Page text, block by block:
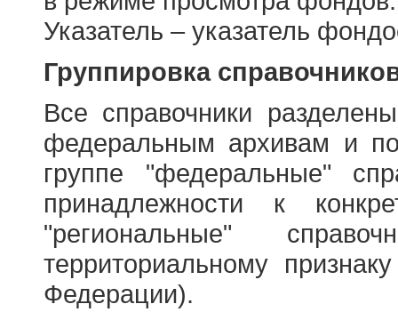
Указатель – указатель
Группировка
Все справочники
федеральным архивам и
группе "федеральные"
принадлежности к
"региональные"
территориальному
Федерации).